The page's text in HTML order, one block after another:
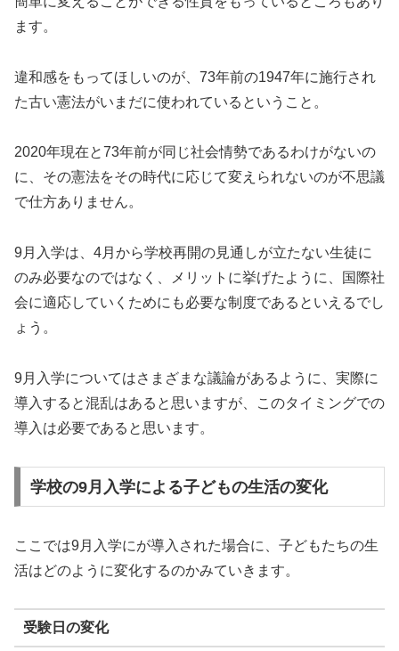
ます。
違和感をもってほしいのが、73年前の1947年に施行され
た古い憲法がいまだに使われているということ。
2020年現在と73年前が同じ社会情勢であるわけがないの
に、その憲法をその時代に応じて変えられないのが不思議
で仕方ありません。
9月入学は、4月から学校再開の見通しが立たない生徒に
のみ必要なのではなく、メリットに挙げたように、国際社
会に適応していくためにも必要な制度であるといえるでし
ょう。
9月入学についてはさまざまな議論があるように、実際に
導入すると混乱はあると思いますが、このタイミングでの
導入は必要であると思います。
学校の9月入学による子どもの生活の変化
ここでは9月入学にが導入された場合に、子どもたちの生
活はどのように変化するのかみていきます。
受験日の変化